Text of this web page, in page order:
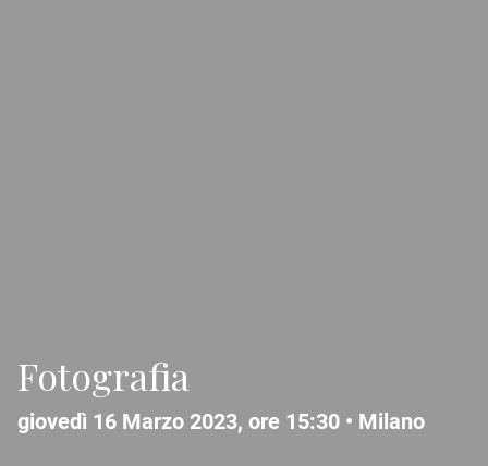
Fotografia
giovedì 16 Marzo 2023, ore 15:30 • Milano